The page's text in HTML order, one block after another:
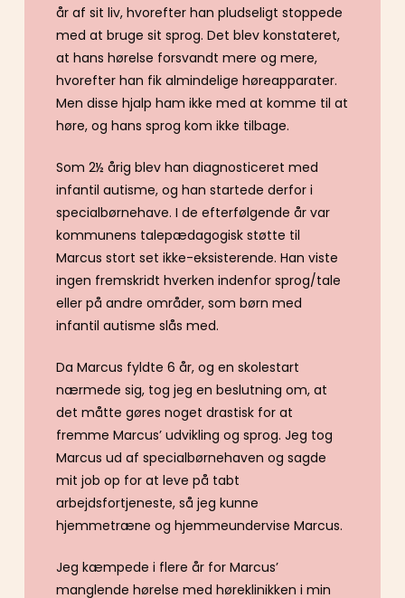
år af sit liv, hvorefter han pludseligt stoppede
med at bruge sit sprog. Det blev konstateret,
at hans hørelse forsvandt mere og mere,
hvorefter han fik almindelige høreapparater.
Men disse hjalp ham ikke med at komme til at
høre, og hans sprog kom ikke tilbage.
Som 2½ årig blev han diagnosticeret med
infantil autisme, og han startede derfor i
specialbørnehave. I de efterfølgende år var
kommunens talepædagogisk støtte til
Marcus stort set ikke-eksisterende. Han viste
ingen fremskridt hverken indenfor sprog/tale
eller på andre områder, som børn med
infantil autisme slås med.
Da Marcus fyldte 6 år, og en skolestart
nærmede sig, tog jeg en beslutning om, at
det måtte gøres noget drastisk for at
fremme Marcus’ udvikling og sprog. Jeg tog
Marcus ud af specialbørnehaven og sagde
mit job op for at leve på tabt
arbejdsfortjeneste, så jeg kunne
hjemmetræne og hjemmeundervise Marcus.
Jeg kæmpede i flere år for Marcus’
manglende hørelse med høreklinikken i min